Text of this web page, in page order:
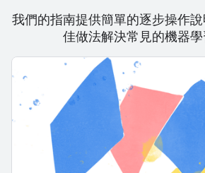
我們的指南提供簡單的逐步操作
佳做法解決常見的機器學